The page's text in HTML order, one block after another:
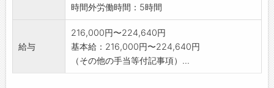
・現場研修
・農業機械を通じて、日本の食と農業を支える
社会貢献性の高い仕事です。
・お客様から「助かったよ」「ありがとう」と
時間外労働時間：5時間
給与
216,000円〜224,640円
基本給：216,000円〜224,640円
（その他の手当等付記事項）...